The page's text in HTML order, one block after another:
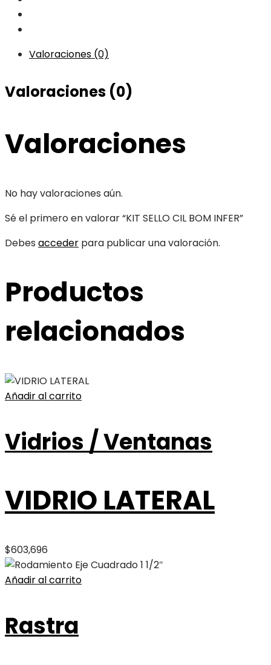
Valoraciones (0)
Valoraciones (0)
Valoraciones
No hay valoraciones aún.
Sé el primero en valorar “KIT SELLO CIL BOM INFER”
Debes acceder para publicar una valoración.
Productos
relacionados
Añadir al carrito
Vidrios / Ventanas
VIDRIO LATERAL
$603,696
Añadir al carrito
Rastra